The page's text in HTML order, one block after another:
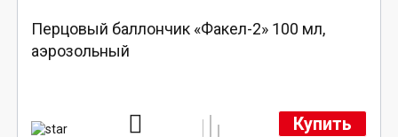
Перцовый баллончик «Факел-2» 100 мл,
аэрозольный
Купить